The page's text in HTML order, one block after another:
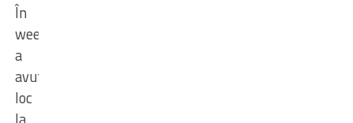
În
weekend
a
avut
loc